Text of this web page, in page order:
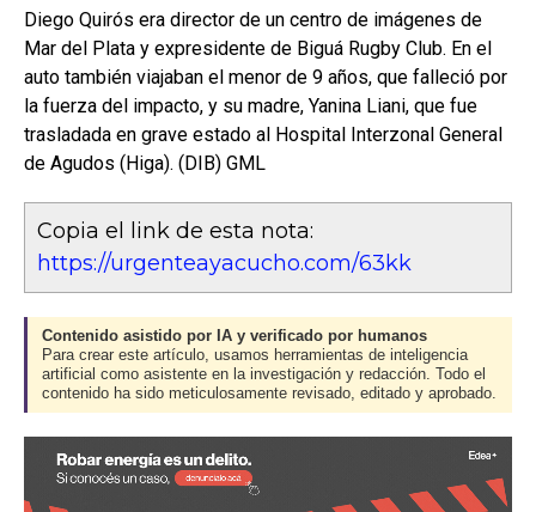
Diego Quirós era director de un centro de imágenes de
Mar del Plata y expresidente de Biguá Rugby Club. En el
auto también viajaban el menor de 9 años, que falleció por
la fuerza del impacto, y su madre, Yanina Liani, que fue
trasladada en grave estado al Hospital Interzonal General
de Agudos (Higa). (DIB) GML
Copia el link de esta nota:
https://urgenteayacucho.com/63kk
Contenido asistido por IA y verificado por humanos
Para crear este artículo, usamos herramientas de inteligencia
artificial como asistente en la investigación y redacción. Todo el
contenido ha sido meticulosamente revisado, editado y aprobado.